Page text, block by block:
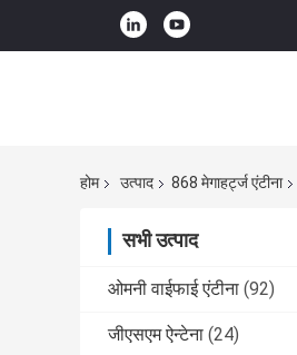
होम उत्पाद 868 मेगाहर्ट्ज एंटीना
सभी उत्पाद
ओमनी वाईफाई एंटीना (92)
जीएसएम ऐन्टेना (24)